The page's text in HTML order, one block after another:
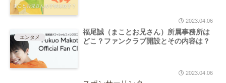
2023.04.06
エンタメ
福尾誠（まことお兄さん）所属事務所は
どこ？ファンクラブ開設とその内容は？
2023.04.06